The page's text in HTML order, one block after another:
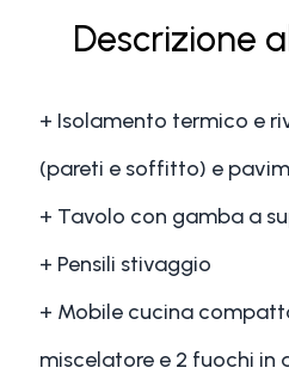
Descrizione
+ Isolamento termico e
(pareti e soffitto) e
+ Tavolo con gamba a
+ Pensili stivaggio
+ Mobile cucina
miscelatore e 2 fuochi in